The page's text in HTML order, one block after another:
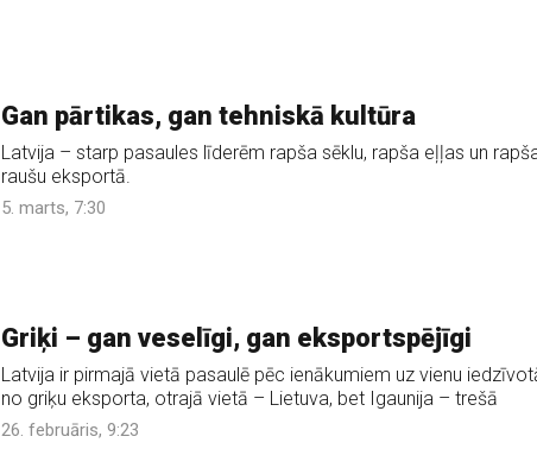
Gan pārtikas, gan tehniskā kultūra
Latvija – starp pasaules līderēm rapša sēklu, rapša eļļas un
raušu eksportā.
5. marts, 7:30
Griķi – gan veselīgi, gan eksportspējīgi
Latvija ir pirmajā vietā pasaulē pēc ienākumiem uz vienu
no griķu eksporta, otrajā vietā – Lietuva, bet Igaunija – trešā
26. februāris, 9:23